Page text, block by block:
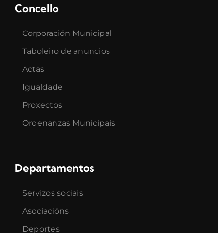
Concello
Corporación Municipal
Taboleiro de anuncios
Actas
Igualdade
Proxectos
Ordenanzas Municipais
Departamentos
Servizos sociais
Asociacións
Deportes